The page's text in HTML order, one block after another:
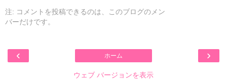
注: コメントを投稿できるのは、このブログのメン
バーだけです。
‹ ›
ホーム
ウェブ バージョンを表示